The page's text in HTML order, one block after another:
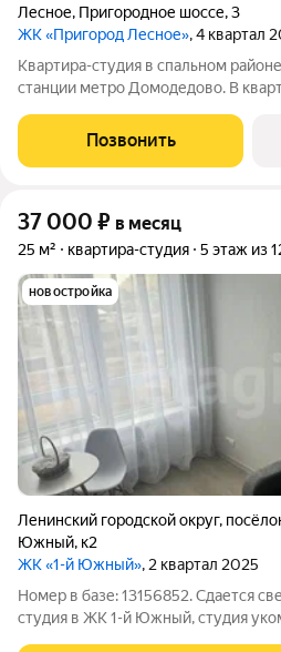
Лесное, Пригородное шоссе,3
ЖК «Пригород Лесное», 4 квартал
Квартира-студия в спальном
станции метро Домодедово. В
просторная лоджия Во
Позвонить
37 000 ₽ в месяц
25 м² квартира-студия 5 этаж из
новостройка
Ленинский городской округ,
Южный, к2
ЖК «1-й Южный», 2 квартал 2025
Номер в базе: 13156852. Сдается
студия в ЖК 1-й Южный, студия